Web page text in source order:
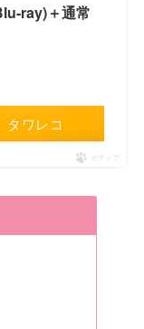
ray)＋通常
タワレコ
ポチップ